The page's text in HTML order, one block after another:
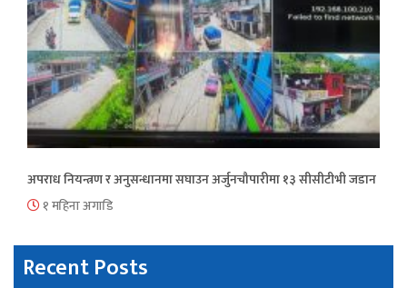
अपराध नियन्त्रण र अनुसन्धानमा सघाउन अर्जुनचौपारीमा १३ सीसीटीभी जडान
१ महिना अगाडि
Recent Posts